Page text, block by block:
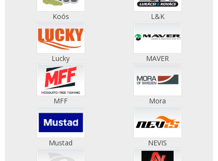
Koós L&K
Lucky MAVER
MFF Mora
Mustad NEVIS